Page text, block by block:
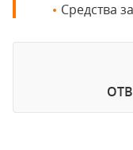
Средства